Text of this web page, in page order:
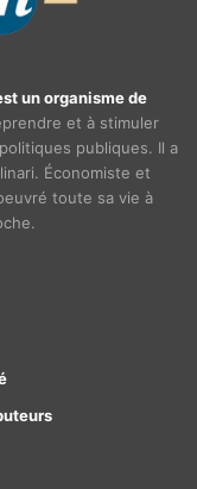
un organisme de
et à stimuler
publiques. Il a
Économiste et
toute sa vie à